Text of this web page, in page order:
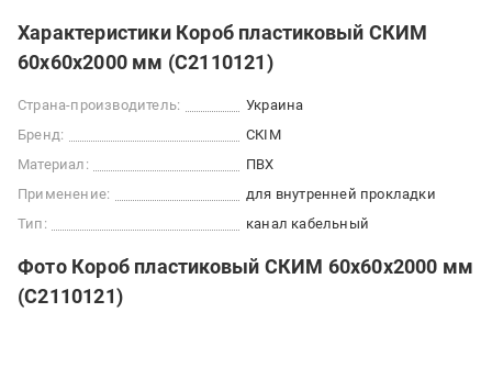
Характеристики Короб пластиковый СКИМ
60х60х2000 мм (С2110121)
Страна-производитель:
Украина
Бренд:
СКІМ
Материал:
ПВХ
Применение:
для внутренней прокладки
Тип:
канал кабельный
Фото Короб пластиковый СКИМ 60х60х2000 мм
(С2110121)